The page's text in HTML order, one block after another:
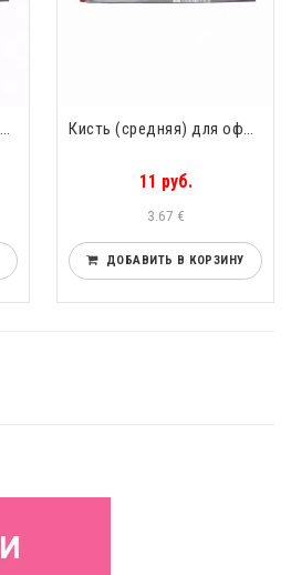
11 руб.
3.67 €
ДОБАВИТЬ В КОРЗИНУ